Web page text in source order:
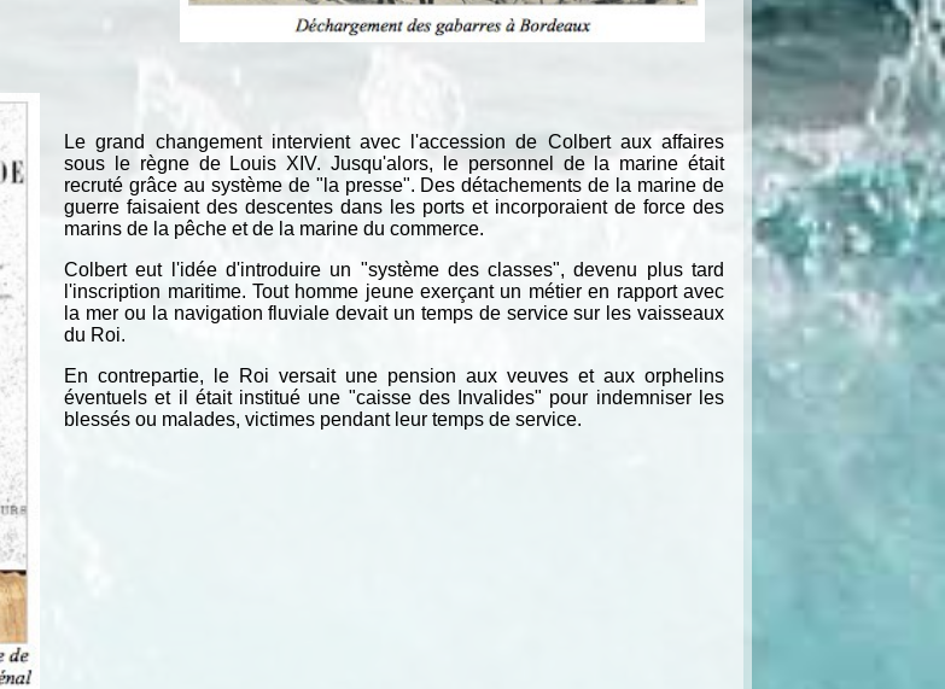
Le grand changement intervient avec l'accession de Colbert aux affaires
sous le règne de Louis XIV. Jusqu'alors, le personnel de la marine était
recruté grâce au système de "la presse". Des détachements de la marine de
guerre faisaient des descentes dans les ports et incorporaient de force des
marins de la pêche et de la marine du commerce.
Colbert eut l'idée d'introduire un "système des classes", devenu plus tard
l'inscription maritime. Tout homme jeune exerçant un métier en rapport avec
la mer ou la navigation fluviale devait un temps de service sur les vaisseaux
du Roi.
En contrepartie, le Roi versait une pension aux veuves et aux orphelins
éventuels et il était institué une "caisse des Invalides" pour indemniser les
blessés ou malades, victimes pendant leur temps de service.